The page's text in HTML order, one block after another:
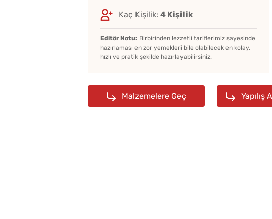
Kaç Kişilik: 4 Kişilik
Editör Notu: Birbirinden lezzetli tariflerimiz sayesinde
hazırlaması en zor yemekleri bile olabilecek en kolay,
hızlı ve pratik şekilde hazırlayabilirsiniz.
Malzemelere Geç Yapılış